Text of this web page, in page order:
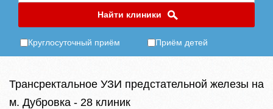
Найти клиники
Круглосуточный приём Приём детей
Трансректальное УЗИ предстательной железы на
м. Дубровка - 28 клиник